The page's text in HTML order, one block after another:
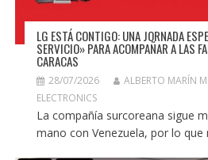
LG ESTÁ CONTIGO: UNA JORNADA
SERVICIO» PARA ACOMPAÑAR A LAS
CARACAS
28/07/2026 ALBERTO MARÍN
ELECTRONICS
La compañía surcoreana sigue
mano con Venezuela, por lo que